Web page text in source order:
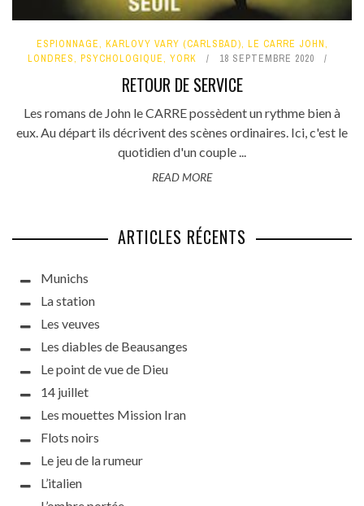
ESPIONNAGE, KARLOVY VARY (CARLSBAD), LE CARRE JOHN,
LONDRES, PSYCHOLOGIQUE, YORK 18 SEPTEMBRE 2020
RETOUR DE SERVICE
Les romans de John le CARRE possèdent un rythme bien à
eux. Au départ ils décrivent des scènes ordinaires. Ici, c'est le
quotidien d'un couple ...
READ MORE
ARTICLES RÉCENTS
Munichs
La station
Les veuves
Les diables de Beausanges
Le point de vue de Dieu
14 juillet
Les mouettes Mission Iran
Flots noirs
Le jeu de la rumeur
L’italien